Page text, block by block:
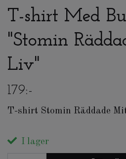
T-shirt Med
"Stomin
Liv"
179:-
T-shirt Stomin Räddade
I lager